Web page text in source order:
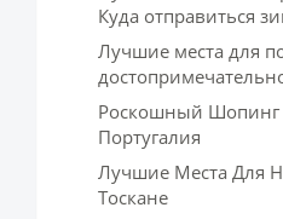
Куда отправиться
Лучшие места для
Роскошный Шопинг
Португалия
Лучшие Места Для
Тоскане